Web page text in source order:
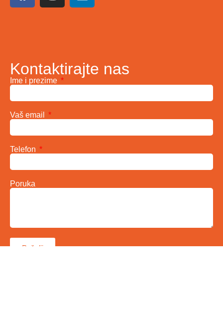
Kontaktirajte nas
Ime i prezime
Vaš email
Telefon
Poruka
Pošalji